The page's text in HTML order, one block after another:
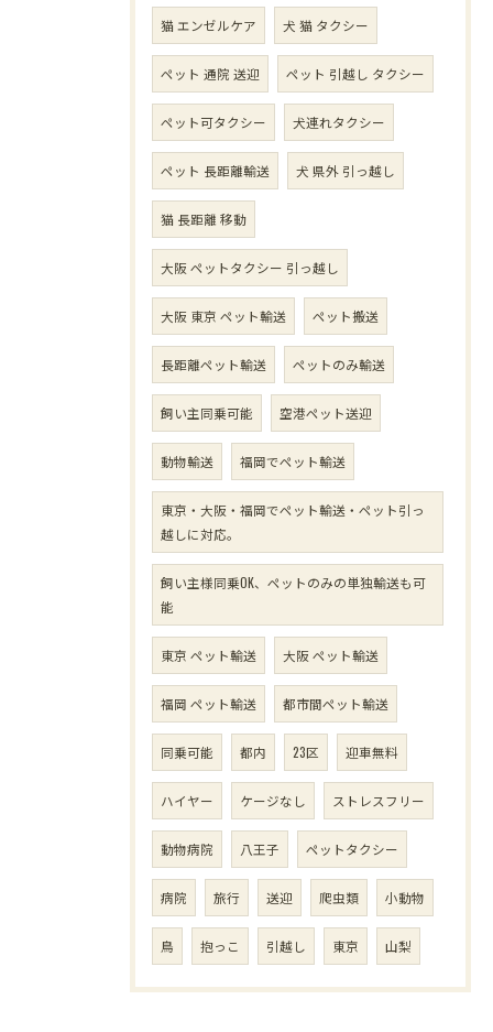
猫 エンゼルケア 犬 猫 タクシー
ペット 通院 送迎 ペット 引越し タクシー
ペット可タクシー 犬連れタクシー
ペット 長距離輸送 犬 県外 引っ越し
猫 長距離 移動
大阪 ペットタクシー 引っ越し
大阪 東京 ペット輸送 ペット搬送
長距離ペット輸送 ペットのみ輸送
飼い主同乗可能 空港ペット送迎
動物輸送 福岡でペット輸送
東京・大阪・福岡でペット輸送・ペット引っ
越しに対応。
飼い主様同乗OK、ペットのみの単独輸送も可
能
東京 ペット輸送 大阪 ペット輸送
福岡 ペット輸送 都市間ペット輸送
同乗可能 都内 23区 迎車無料
ハイヤー ケージなし ストレスフリー
動物病院 八王子 ペットタクシー
病院 旅行 送迎 爬虫類 小動物
鳥 抱っこ 引越し 東京 山梨